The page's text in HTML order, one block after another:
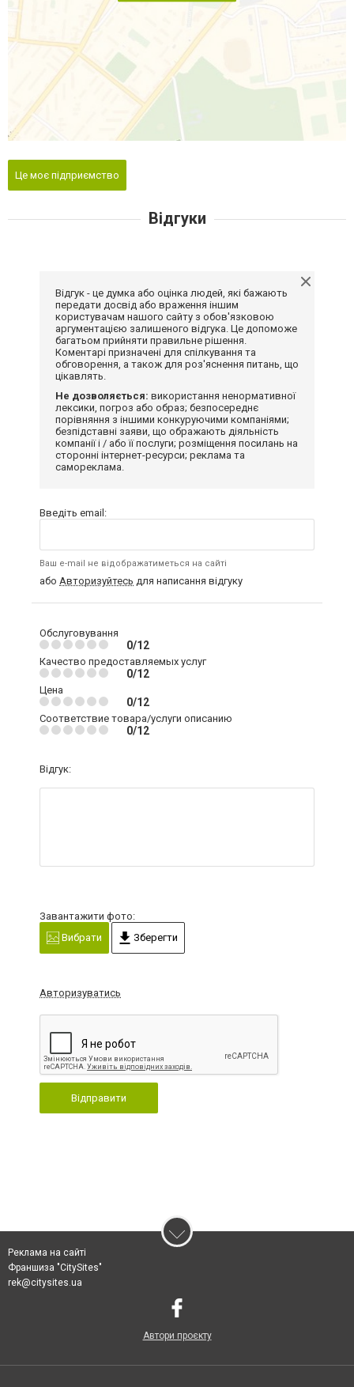
Це моє підприємство
Відгуки
Відгук - це думка або оцінка людей, які бажають
передати досвід або враження іншим
користувачам нашого сайту з обов'язковою
аргументацією залишеного відгука. Це допоможе
багатьом прийняти правильне рішення.
Коментарі призначені для спілкування та
обговорення, а також для роз'яснення питань, що
цікавлять.
Не дозволяється: використання ненормативної
лексики, погроз або образ; безпосереднє
порівняння з іншими конкуруючими компаніями;
безпідставні заяви, що ображають діяльність
компанії і / або її послуги; розміщення посилань на
сторонні інтернет-ресурси; реклама та
самореклама.
Введіть email:
Ваш e-mail не відображатиметься на сайті
або Авторизуйтесь для написання відгуку
Обслуговування
0/12
Качество предоставляемых услуг
0/12
Цена
0/12
Соответствие товара/услуги описанию
0/12
Відгук:
Завантажити фото:
Вибрати
Зберегти
Авторизуватись
Відправити
Реклама на сайті
Франшиза "CitySites"
rek@citysites.ua
Автори проєкту